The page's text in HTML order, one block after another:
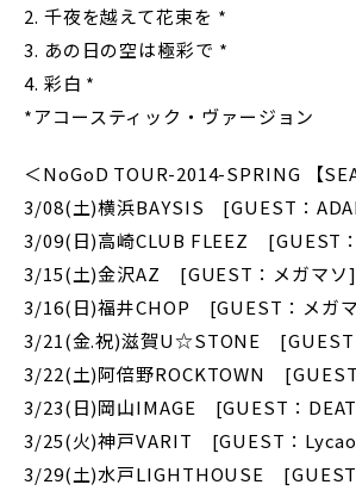
2. 千夜を越えて花束を *
3. あの日の空は極彩で *
4. 彩白 *
*アコースティック・ヴァージョン
＜NoGoD TOUR-2014-SPRING 【
3/08(土)横浜BAYSIS [GUEST：
3/09(日)高崎CLUB FLEEZ [GUEST
3/15(土)金沢AZ [GUEST：メガマソ]
3/16(日)福井CHOP [GUEST：メガ
3/21(金.祝)滋賀U☆STONE [GUEST
3/22(土)阿倍野ROCKTOWN
3/23(日)岡山IMAGE [GUEST：
3/25(火)神戸VARIT [GUEST：
3/29(土)水戸LIGHTHOUSE